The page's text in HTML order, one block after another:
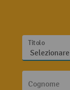
Titolo
Cognome